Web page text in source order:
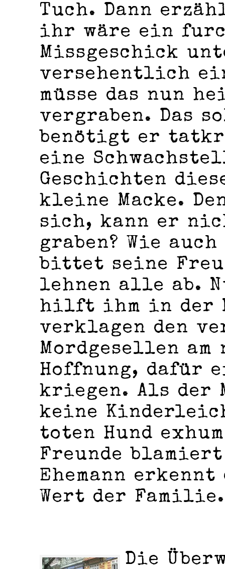
Tuch. Dann
ihr wäre ein
Missgeschick
versehentlich
müsse das nun
vergraben. Das
benötigt er
eine
Geschichten
kleine Macke.
sich, kann er
graben? Wie
bittet seine
lehnen alle ab.
hilft ihm in der
verklagen den
Mordgesellen
Hoffnung, dafür
kriegen. Als der
keine
toten Hund
Freunde
Ehemann
Wert der Familie.
Die